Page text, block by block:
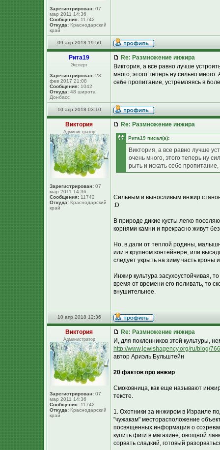
Зарегистрирован: 07
мар 2011 14:36
Сообщения: 11742
Откуда: Краснодарский
край
09 апр 2018 19:50
Рита19
Эксперт
Зарегистрирован: 23
фев 2017 21:08
Сообщения: 1042
Откуда: 48 широта
Донбасс
Re: Размножение инжира
Виктория, а все равно лучше
много, этого теперь ну сильно
себе пропитание, устремляясь в
10 апр 2018 03:10
Виктория
Администратор
Зарегистрирован: 07
мар 2011 14:36
Сообщения: 11742
Откуда: Краснодарский
край
Re: Размножение инжира
Рита19 писал(а):
Виктория, а все равно лучше
очень много, этого теперь ну
рыть и искать себе
Сильным и выносливым инжир
:D
В природе дикие кусты легко
корнями камни и прекрасно живут
Но, в дали от теплой родины,
или в крупном контейнере, или
следует укрыть на зиму часть кроны
Инжир культура засухоустойчивая,
время от времени его поливать, то
внушительнее.
10 апр 2018 12:36
Виктория
Администратор
Зарегистрирован: 07
мар 2011 14:36
Сообщения: 11742
Откуда: Краснодарский
край
Re: Размножение инжира
И, для поклонников этой культуры,
http://www.jewishagency.org/ru/blog/
автор Ариэль Бульштейн
20 фактов про инжир
Смоковница, как еще называют
тексте.
1. Охотники за инжиром в Израиле
"чужакам" месторасположение
посвященных информация о
купить фиги в магазине, овощной
сорвать сладкий, готовый